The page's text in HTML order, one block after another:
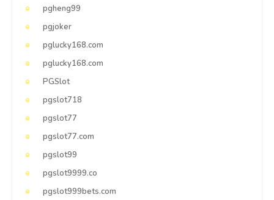
pgheng99
pgjoker
pglucky168.com
pglucky168.com
PGSlot
pgslot718
pgslot77
pgslot77.com
pgslot99
pgslot9999.co
pgslot999bets.com